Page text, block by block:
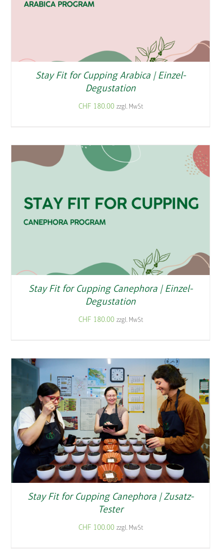
Stay Fit for Cupping Arabica | Einzel-
Degustation
CHF 180.00 zzgl. MwSt
Stay Fit for Cupping Canephora | Einzel-
Degustation
CHF180.00 zzgl. MwSt
Stay Fit for Cupping Canephora | Zusatz-
Tester
CHF 100.00 zzgl. MwSt